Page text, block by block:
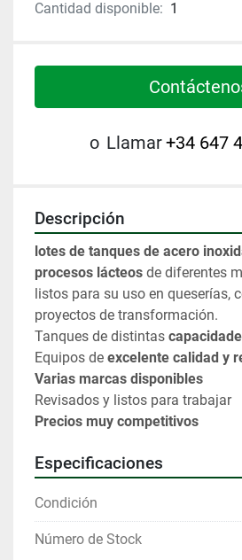
Cantidad disponible: 1
o Llamar+34 647
Descripción
lotes de tanques de acero
procesos lácteos de diferentes
listos para su uso en queserías,
proyectos de transformación.
Tanques de distintas
Equipos de excelente calidad y
Varias marcas disponibles
Revisados y listos para trabajar
Precios muy competitivos
Especificaciones
Condición
Número de Stock